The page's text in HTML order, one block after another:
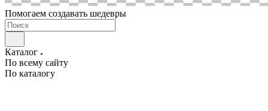
Помогаем создавать шедевры
Каталог
По всему сайту
По каталогу